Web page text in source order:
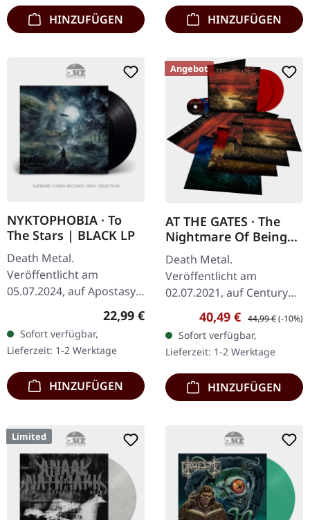
HINZUFÜGEN HINZUFÜGEN
NYKTOPHOBIA · To
The Stars | BLACK LP
Death Metal.
Veröffentlicht am
05.07.2024, auf Apostasy
Records. Schwarzes Vinyl
Nyktophobia entfesseln
mit „To The Stars" eine…
Regulärer Preis:
22,99 €
Sofort verfügbar,
Lieferzeit: 1-2 Werktage
HINZUFÜGEN
Angebot
AT THE GATES · The
Nightmare Of Being
[ARTBOOK RED] |
LPBOOK
Death Metal.
Veröffentlicht am
02.07.2021, auf Century
Media Records. Deluxe
Artbook mit transparent
blutrotem Doppel-Vinyl
und 3 CDs,
Kunstdrucken…
Verkaufspreis:
40,49 € Regulärer Preis:
44,99 €(-10%)
Sofort verfügbar,
Lieferzeit: 1-2 Werktage
HINZUFÜGEN
Limited